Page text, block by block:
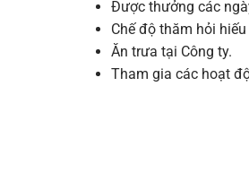
Được thưởng các
Chế độ thăm hỏi
Ăn trưa tại Công ty.
Tham gia các hoạt